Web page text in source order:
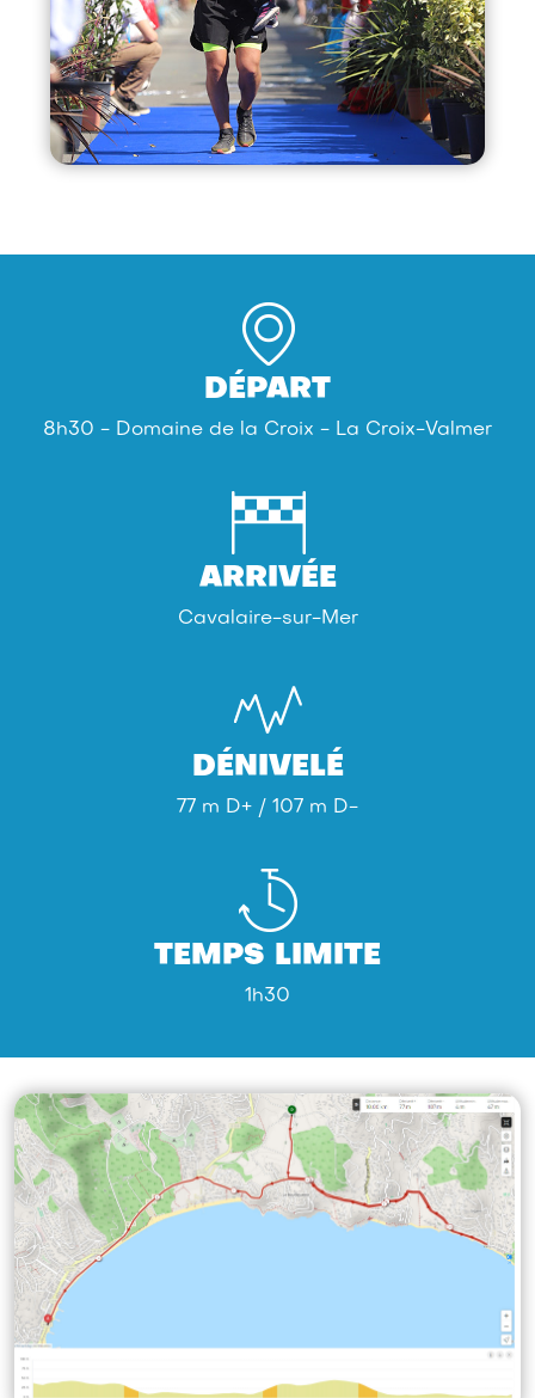
DÉPART
8h30 - Domaine de la Croix - La Croix-Valmer
ARRIVÉE
Cavalaire-sur-Mer
DÉNIVELÉ
77 m D+ / 107 m D-
TEMPS LIMITE
1h30